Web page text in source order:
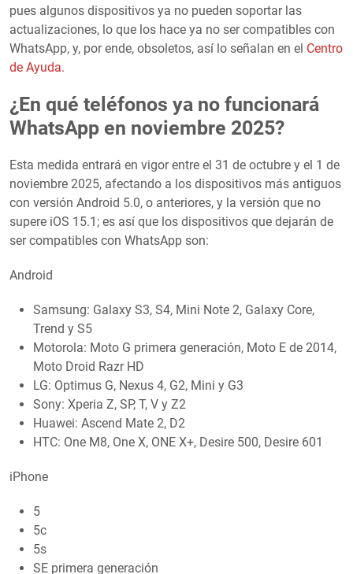
pues algunos dispositivos ya no pueden soportar las
actualizaciones, lo que los hace ya no ser compatibles con
WhatsApp, y, por ende, obsoletos, así lo señalan en el Centro
de Ayuda.
¿En qué teléfonos ya no funcionará
WhatsApp en noviembre 2025?
Esta medida entrará en vigor entre el 31 de octubre y el 1 de
noviembre 2025, afectando a los dispositivos más antiguos
con versión Android 5.0, o anteriores, y la versión que no
supere iOS 15.1; es así que los dispositivos que dejarán de
ser compatibles con WhatsApp son:
Android
Samsung: Galaxy S3, S4, Mini Note 2, Galaxy Core,
Trend y S5
Motorola: Moto G primera generación, Moto E de 2014,
Moto Droid Razr HD
LG: Optimus G, Nexus 4, G2, Mini y G3
Sony: Xperia Z, SP, T, V y Z2
Huawei: Ascend Mate 2, D2
HTC: One M8, One X, ONE X+, Desire 500, Desire 601
iPhone
5
5c
5s
SE primera generación